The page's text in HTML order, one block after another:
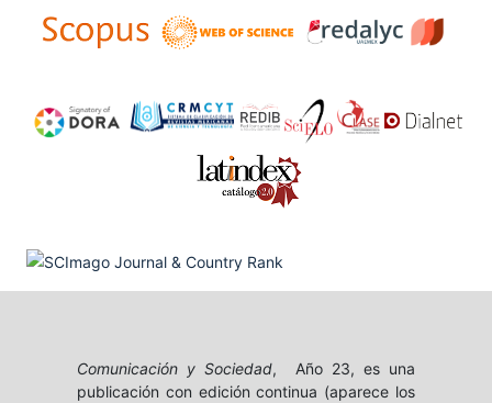
Comunicación y Sociedad, Año 23, es una
publicación con edición continua (aparece los